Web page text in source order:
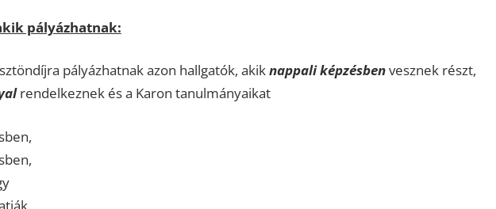
pályázhatnak:
pályázhatnak azon hallgatók, akiknappali képzésbenvesznek részt,
rendelkeznek és a Karon tanulmányaikat